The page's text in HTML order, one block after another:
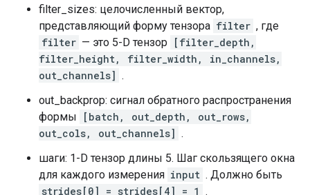
filter_sizes: целочисленный вектор,
представляющий форму тензора filter , где
filter — это 5-D тензор
[filter_depth,
filter_height, filter_width, in_channels,
out_channels] .
out_backprop: сигнал обратного распространения
формы
[batch, out_depth, out_rows,
out_cols, out_channels] .
шаги: 1-D тензор длины 5. Шаг скользящего окна
для каждого измерения input . Должно быть
strides[0] = strides[4] = 1 .